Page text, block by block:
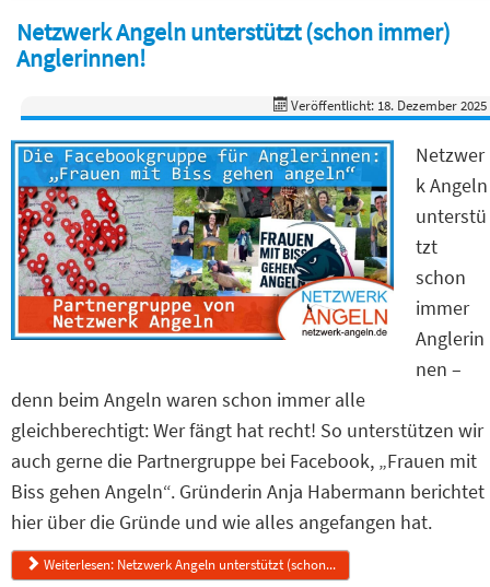
Netzwerk Angeln unterstützt (schon immer)
Anglerinnen!
Veröffentlicht: 18. Dezember 2025
Netzwer
k Angeln
unterstü
tzt
schon
immer
Anglerin
nen –
denn beim Angeln waren schon immer alle
gleichberechtigt: Wer fängt hat recht! So unterstützen wir
auch gerne die Partnergruppe bei Facebook, „Frauen mit
Biss gehen Angeln“. Gründerin Anja Habermann berichtet
hier über die Gründe und wie alles angefangen hat.
Weiterlesen: Netzwerk Angeln unterstützt (schon...